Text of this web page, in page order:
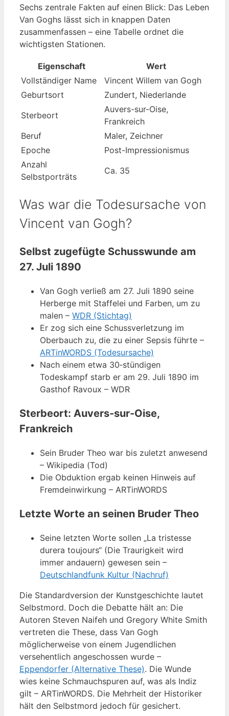
Sechs zentrale Fakten auf einen Blick: Das Leben
Van Goghs lässt sich in knappen Daten
zusammenfassen – eine Tabelle ordnet die
wichtigsten Stationen.
Eigenschaft
Wert
Vollständiger Name
Vincent Willem van Gogh
Geburtsort
Zundert, Niederlande
Sterbeort
Auvers-sur-Oise,
Frankreich
Beruf
Maler, Zeichner
Epoche
Post-Impressionismus
Anzahl
Selbstporträts
Ca. 35
Was war die Todesursache von
Vincent van Gogh?
Selbst zugefügte Schusswunde am
27. Juli 1890
Van Gogh verließ am 27. Juli 1890 seine
Herberge mit Staffelei und Farben, um zu
malen – WDR (Stichtag)
Er zog sich eine Schussverletzung im
Oberbauch zu, die zu einer Sepsis führte –
ARTinWORDS (Todesursache)
Nach einem etwa 30‑stündigen
Todeskampf starb er am 29. Juli 1890 im
Gasthof Ravoux – WDR
Sterbeort: Auvers-sur-Oise,
Frankreich
Sein Bruder Theo war bis zuletzt anwesend
– Wikipedia (Tod)
Die Obduktion ergab keinen Hinweis auf
Fremdeinwirkung – ARTinWORDS
Letzte Worte an seinen Bruder Theo
Seine letzten Worte sollen „La tristesse
durera toujours“ (Die Traurigkeit wird
immer andauern) gewesen sein –
Deutschlandfunk Kultur (Nachruf)
Die Standardversion der Kunstgeschichte lautet
Selbstmord. Doch die Debatte hält an: Die
Autoren Steven Naifeh und Gregory White Smith
vertreten die These, dass Van Gogh
möglicherweise von einem Jugendlichen
versehentlich angeschossen wurde –
Eppendorfer (Alternative These). Die Wunde
wies keine Schmauchspuren auf, was als Indiz
gilt – ARTinWORDS. Die Mehrheit der Historiker
hält den Selbstmord jedoch für gesichert.